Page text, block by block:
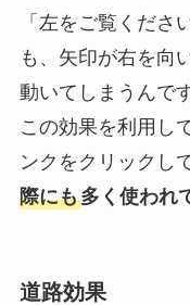
「左をご覧くださ
も、矢印が右を向
動いてしまうんです
この効果を利用し
ンクをクリックし
際にも多く使われ
道路効果